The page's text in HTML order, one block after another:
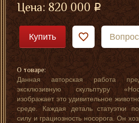
Цена:820 000
Купить
О товаре:
Данная авторская работа
эксклюзивную скульптуру
изображает это удивительное
среде. Каждая деталь статуэтки
силу и грациозность носорога. Он